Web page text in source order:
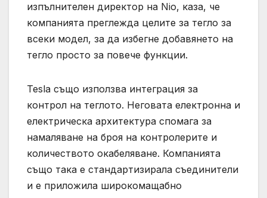
изпълнителен директор на Nio, каза, че
компанията преглежда целите за тегло за
всеки модел, за да избегне добавянето на
тегло просто за повече функции.
Tesla също използва интеграция за
контрол на теглото. Неговата електронна и
електрическа архитектура спомага за
намаляване на броя на контролерите и
количеството окабеляване. Компанията
също така е стандартизирала съединители
и е приложила широкомащабно